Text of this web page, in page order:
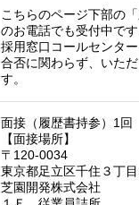
こちらのページ下部の
のお電話でも受付中です
採用窓口コールセンタ
合否に関わらず、いた
す。
面接（履歴書持参）1回
【面接場所】
〒120-0034
東京都足立区千住３丁
芝園開発株式会社